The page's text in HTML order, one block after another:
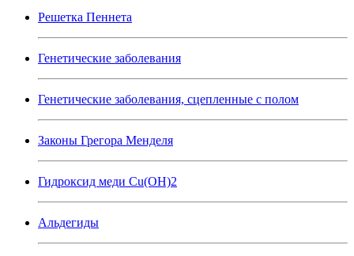
Решетка Пеннета
Генетические заболевания
Генетические заболевания, сцепленные с полом
Законы Грегора Менделя
Гидроксид меди Cu(OH)2
Альдегиды